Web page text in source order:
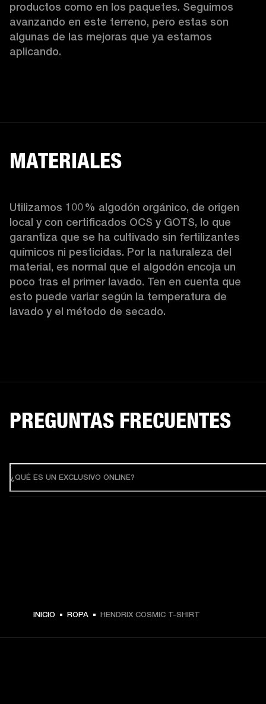
$ 49.99 -
productos como en los paquetes. Seguimos
avanzando en este terreno, pero estas son
algunas de las mejoras que ya estamos
aplicando.
MATERIALES
Utilizamos 100 % algodón orgánico, de origen
local y con certificados OCS y GOTS, lo que
garantiza que se ha cultivado sin fertilizantes
químicos ni pesticidas. Por la naturaleza del
material, es normal que el algodón encoja un
poco tras el primer lavado. Ten en cuenta que
esto puede variar según la temperatura de
lavado y el método de secado.
PREGUNTAS FRECUENTES
¿QUÉ ES UN EXCLUSIVO ONLINE?
INICIO ROPA HENDRIX COSMIC T-SHIRT